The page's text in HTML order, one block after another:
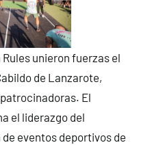
unieron fuerzas el
de Lanzarote,
El
el liderazgo del
eventos deportivos de